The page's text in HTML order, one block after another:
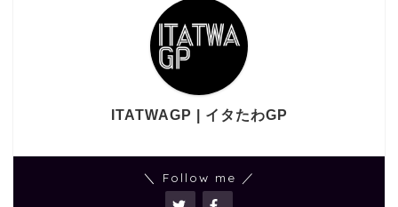
ITATWAGP | イタたわGP
＼ Follow me ／